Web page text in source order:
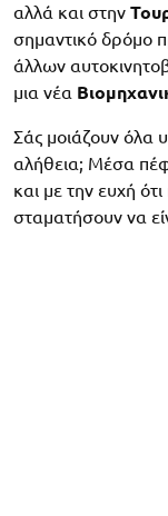
αλλά και στην
σημαντικό δρόμο
άλλων
μια νέα
Σάς μοιάζουν όλα
αλήθεια; Μέσα
και με την ευχή
σταματήσουν να